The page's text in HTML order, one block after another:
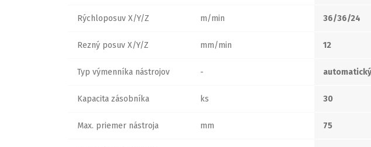
Rýchloposuv X/Y/Z m/min 36/36/24
Rezný posuv X/Y/Z mm/min 12
Typ výmenníka nástrojov - automatický
Kapacita zásobníka ks 30
Max. priemer nástroja mm 75